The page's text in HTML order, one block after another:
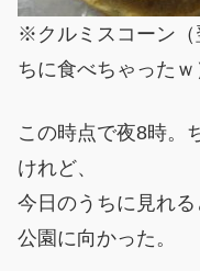
※クルミスコーン
ちに食べちゃったｗ
この時点で夜8時。
けれど、
今日のうちに見れ
公園に向かった。